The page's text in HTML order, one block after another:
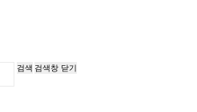
검색 검색창 닫기